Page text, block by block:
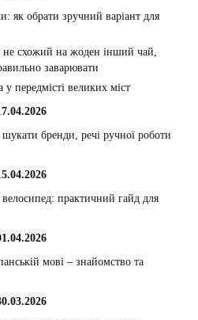
як обрати зручний варіант для
не схожий на жоден інший чай,
заварювати
у передмісті великих міст
бренди, речі ручної роботи
велосипед: практичний гайд для
мові – знайомство та